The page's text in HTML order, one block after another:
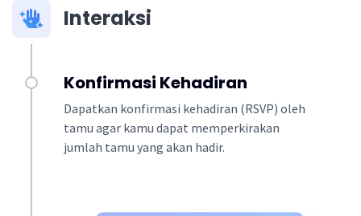
Interaksi
Konfirmasi Kehadiran
Dapatkan konfirmasi kehadiran (RSVP) oleh
tamu agar kamu dapat memperkirakan
jumlah tamu yang akan hadir.